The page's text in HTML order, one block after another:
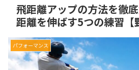
飛距離アップの方法を徹
距離を伸ばす5つの練習【
パフォーマンス